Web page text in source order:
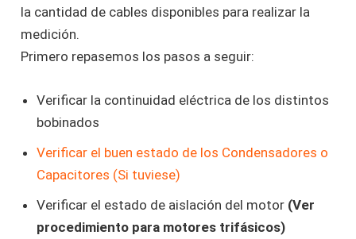
la cantidad de cables disponibles para realizar la
medición.
Primero repasemos los pasos a seguir:
Verificar la continuidad eléctrica de los distintos
bobinados
Verificar el buen estado de los Condensadores o
Capacitores (Si tuviese)
Verificar el estado de aislación del motor (Ver
procedimiento para motores trifásicos)